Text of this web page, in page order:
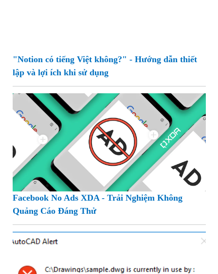
"Notion có tiếng Việt không?" - Hướng dẫn thiết
lập và lợi ích khi sử dụng
Facebook No Ads XDA - Trải Nghiệm Không
Quảng Cáo Đáng Thử